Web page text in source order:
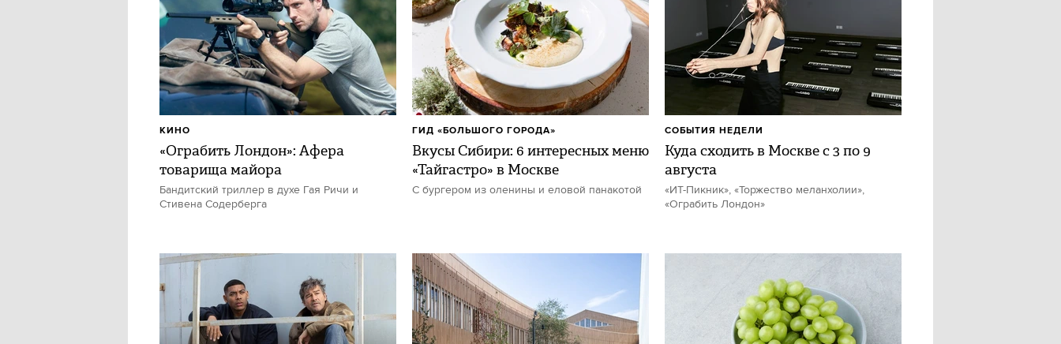
«Ограбить Лондон»: Афера
товарища майора
Бандитский триллер в духе Гая Ричи и
Стивена Содерберга
КИНО
Вкусы Сибири: 6 интересных меню
«Тайгастро» в Москве
С бургером из оленины и еловой панакотой
ГИД «БОЛЬШОГО ГОРОДА»
Куда сходить в Москве с 3 по 9
августа
«ИТ-Пикник», «Торжество меланхолии»,
«Ограбить Лондон»
СОБЫТИЯ НЕДЕЛИ